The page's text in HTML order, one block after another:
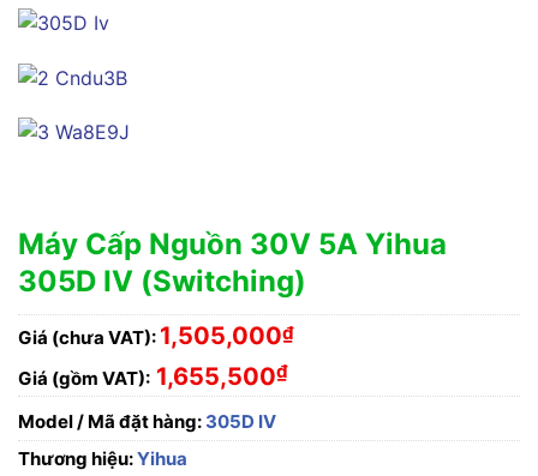
Máy Cấp Nguồn 30V 5A Yihua
305D IV (Switching)
Giá (chưa VAT): 1,505,000₫
Giá (gồm VAT): 1,655,500₫
Model / Mã đặt hàng: 305D IV
Thương hiệu:Yihua